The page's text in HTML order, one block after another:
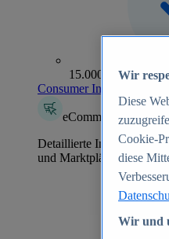
15.000+ Marken
Consumer Insights
eCommerce Insights
Detaillierte Informationen
und Marktplätzen
Wir
Diese
Cookie-
diese
Wir und